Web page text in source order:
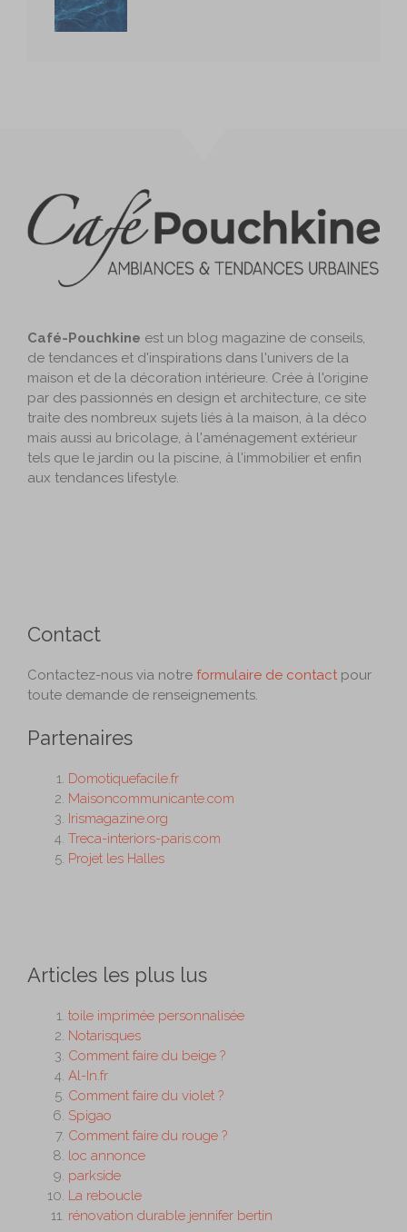
Café-Pouchkine est un blog magazine de conseils,
de tendances et d'inspirations dans l'univers de la
maison et de la décoration intérieure. Crée à l'origine
par des passionnés en design et architecture, ce site
traite des nombreux sujets liés à la maison, à la déco
mais aussi au bricolage, à l'aménagement extérieur
tels que le jardin ou la piscine, à l'immobilier et enfin
aux tendances lifestyle.
Contact
Contactez-nous via notre formulaire de contact pour
toute demande de renseignements.
Partenaires
Domotiquefacile.fr
Maisoncommunicante.com
Irismagazine.org
Treca-interiors-paris.com
Projet les Halles
Articles les plus lus
toile imprimée personnalisée
Notarisques
Comment faire du beige ?
Al-In.fr
Comment faire du violet ?
Spigao
Comment faire du rouge ?
loc annonce
parkside
La reboucle
rénovation durable jennifer bertin